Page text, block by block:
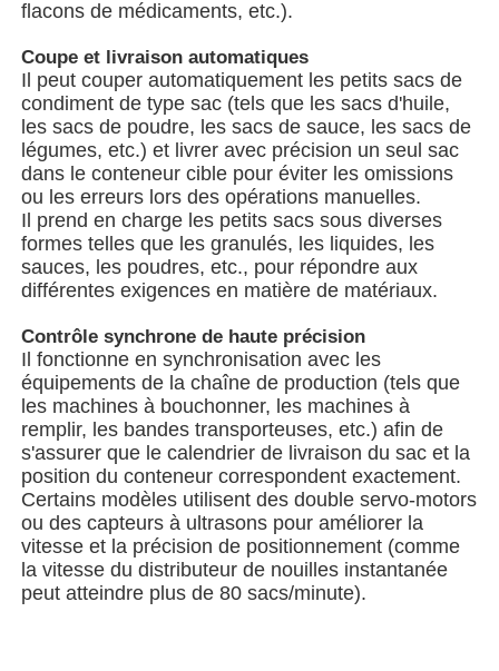
À propos de nous
Visite de l'usine
Contrôle de qualité
Nous contacter
nouvelles
Les affaires
Machines à emballer en rotation
Machine à emballer à plusieurs voies
flacons de médicaments, etc.).
Coupe et livraison automatiques
Il peut couper automatiquement les petits sacs de
condiment de type sac (tels que les sacs d'huile,
les sacs de poudre, les sacs de sauce, les sacs de
légumes, etc.) et livrer avec précision un seul sac
dans le conteneur cible pour éviter les omissions
ou les erreurs lors des opérations manuelles.
Il prend en charge les petits sacs sous diverses
formes telles que les granulés, les liquides, les
sauces, les poudres, etc., pour répondre aux
différentes exigences en matière de matériaux.
Contrôle synchrone de haute précision
Il fonctionne en synchronisation avec les
équipements de la chaîne de production (tels que
les machines à bouchonner, les machines à
remplir, les bandes transporteuses, etc.) afin de
s'assurer que le calendrier de livraison du sac et la
position du conteneur correspondent exactement.
Certains modèles utilisent des double servo-motors
ou des capteurs à ultrasons pour améliorer la
vitesse et la précision de positionnement (comme
la vitesse du distributeur de nouilles instantanée
peut atteindre plus de 80 sacs/minute).